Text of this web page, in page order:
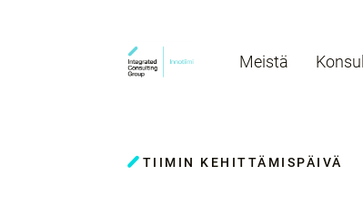
Meistä
TIIMIN KEHITTÄMISPÄIVÄ